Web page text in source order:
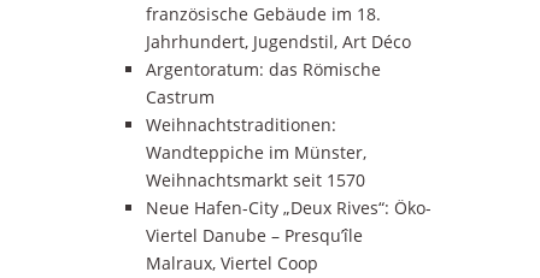
französische Gebäude im 18.
Jahrhundert, Jugendstil, Art Déco
Argentoratum: das Römische
Castrum
Weihnachtstraditionen:
Wandteppiche im Münster,
Weihnachtsmarkt seit 1570
Neue Hafen-City „Deux Rives“: Öko-
Viertel Danube – Presqu’île
Malraux, Viertel Coop